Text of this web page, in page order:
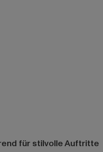
EUR
für stilvolle Auftritte